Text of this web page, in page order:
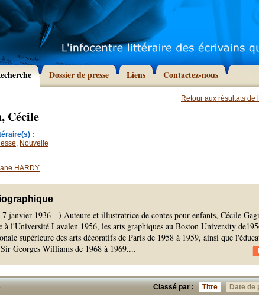
Dossier de presse Liens Contactez-nous
Retour aux résultats de
Cécile
:
, Nouvelle
HARDY
7 janvier 1936 - ) Auteure et illustratrice de contes pour enfants, Cécile
à l'Université Lavalen 1956, les arts graphiques au Boston University
supérieure des arts décoratifs de Paris de 1958 à 1959, ainsi que
Georges Williams de 1968 à 1969....
Classé par : Titre Date de